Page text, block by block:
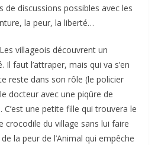
de discussions possibles avec les
la peur, la liberté…
Les villageois découvrent un
faut l’attraper, mais qui va s’en
reste dans son rôle (le policier
docteur avec une piqûre de
une petite fille qui trouvera le
crocodile du village sans lui faire
la peur de l’Animal qui empêche